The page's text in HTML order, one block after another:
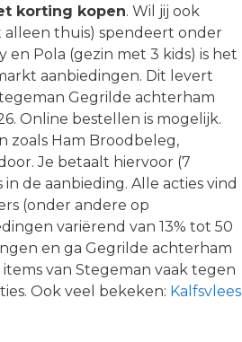
korting kopen. Wil jij ook
alleen thuis) spendeert onder
en Pola (gezin met 3 kids) is het
aanbiedingen. Dit levert
Gegrilde achterham
Online bestellen is mogelijk.
zoals Ham Broodbeleg,
Je betaalt hiervoor (7
de aanbieding. Alle acties vind
(onder andere op
variërend van 13% tot 50
en ga Gegrilde achterham
van Stegeman vaak tegen
Ook veel bekeken: Kalfsvlees